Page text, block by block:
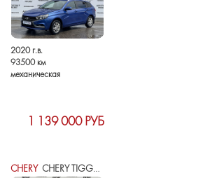
2020 г.в.
93500 км
механическая
1 139 000 РУБ
CHERY CHERY TIGGO 4 I РЕСТАЙЛИНГ